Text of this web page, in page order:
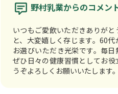
野村乳業からのコメン
いつもご愛飲いただきありが
と、大変嬉しく存じます。60
お選びいただき光栄です。毎
ぜひ日々の健康習慣としてお
うぞよろしくお願い